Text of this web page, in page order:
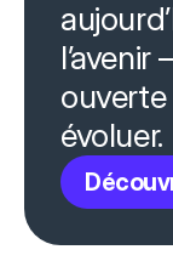
évoluer.